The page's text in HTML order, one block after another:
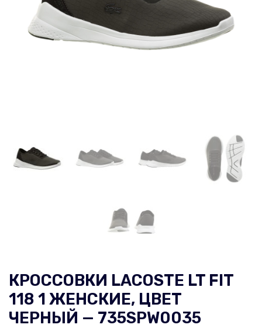
КРОССОВКИ LACOSTE LT FIT
118 1 ЖЕНСКИЕ, ЦВЕТ
ЧЕРНЫЙ — 735SPW0035